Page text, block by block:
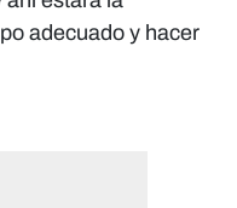
adecuado y hacer